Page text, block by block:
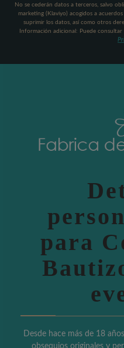
No se cederán datos a terceros, salvo
marketing (Klaviyo) acogidos a
suprimir los datos, así como otros
Información adicional: Puede
para
Desde hace más de 18